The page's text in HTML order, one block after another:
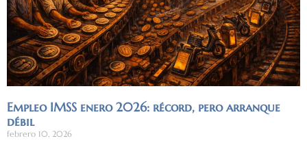
Empleo IMSS enero 2026: récord, pero arranque
débil
febrero 10, 2026